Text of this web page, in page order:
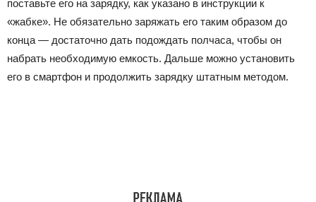
поставьте его на зарядку, как указано в инструкции к
«жабке». Не обязательно заряжать его таким образом до
конца — достаточно дать подождать полчаса, чтобы он
набрать необходимую емкость. Дальше можно установить
его в смартфон и продолжить зарядку штатным методом.